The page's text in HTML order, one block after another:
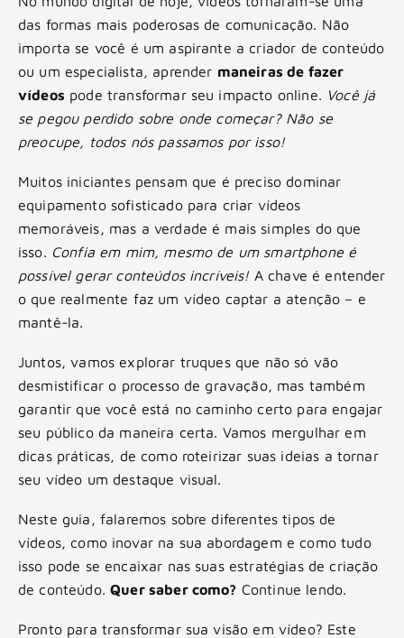
das formas mais poderosas de comunicação. Não
importa se você é um aspirante a criador de conteúdo
ou um especialista, aprender maneiras de fazer
vídeos pode transformar seu impacto online. Você já
se pegou perdido sobre onde começar? Não se
preocupe, todos nós passamos por isso!
Muitos iniciantes pensam que é preciso dominar
equipamento sofisticado para criar vídeos
memoráveis, mas a verdade é mais simples do que
isso. Confia em mim, mesmo de um smartphone é
possível gerar conteúdos incríveis!A chave é entender
o que realmente faz um vídeo captar a atenção – e
mantê-la.
Juntos, vamos explorar truques que não só vão
desmistificar o processo de gravação, mas também
garantir que você está no caminho certo para engajar
seu público da maneira certa. Vamos mergulhar em
dicas práticas, de como roteirizar suas ideias a tornar
seu vídeo um destaque visual.
Neste guia, falaremos sobre diferentes tipos de
vídeos, como inovar na sua abordagem e como tudo
isso pode se encaixar nas suas estratégias de criação
de conteúdo.Quer saber como? Continue lendo.
Pronto para transformar sua visão em vídeo? Este